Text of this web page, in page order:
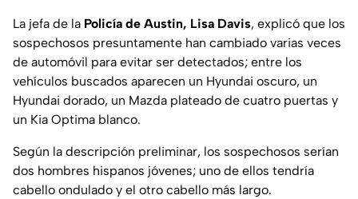
La jefa de la Policía de Austin, Lisa Davis, explicó que los
sospechosos presuntamente han cambiado varias veces
de automóvil para evitar ser detectados; entre los
vehículos buscados aparecen un Hyundai oscuro, un
Hyundai dorado, un Mazda plateado de cuatro puertas y
un Kia Optima blanco.
Según la descripción preliminar, los sospechosos serían
dos hombres hispanos jóvenes; uno de ellos tendría
cabello ondulado y el otro cabello más largo.